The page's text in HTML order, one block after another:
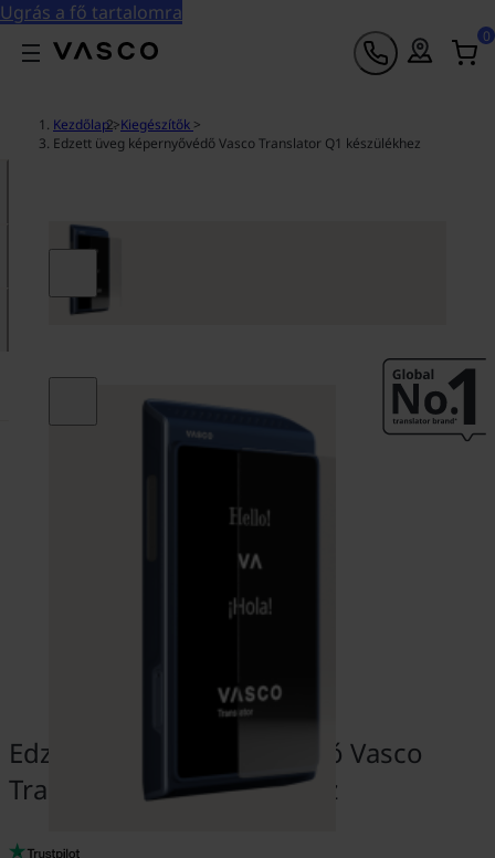
Ugrás a fő tartalomra
0
Kezdőlap >Kiegészítők >
Edzett üveg képernyővédő Vasco Translator Q1 készülékhez
Edzett üveg képernyővédő Vasco
Translator Q1 készülékhez